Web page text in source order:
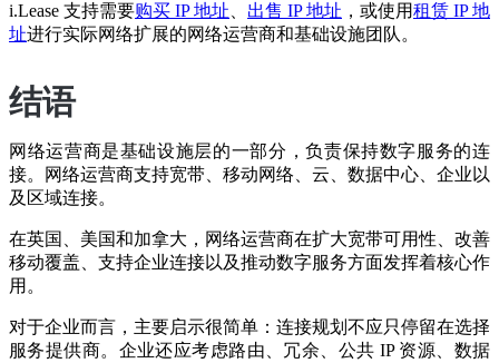
i.Lease 支持需要购买 IP 地址、 出售 IP 地址 ，或使用租赁 IP 地
址进行实际网络扩展的网络运营商和基础设施团队。
结语
网络运营商是基础设施层的一部分，负责保持数字服务的连
接。网络运营商支持宽带、移动网络、云、数据中心、企业以
及区域连接。
在英国、美国和加拿大，网络运营商在扩大宽带可用性、改善
移动覆盖、支持企业连接以及推动数字服务方面发挥着核心作
用。
对于企业而言，主要启示很简单：连接规划不应只停留在选择
服务提供商。企业还应考虑路由、冗余、公共 IP 资源、数据